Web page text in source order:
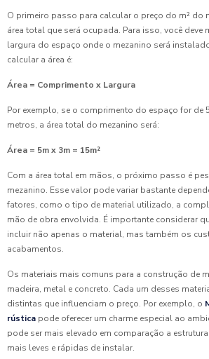
O primeiro passo para calcular o preço do m² do
área total que será ocupada. Para isso, você deve
largura do espaço onde o mezanino será
calcular a área é:
Área = Comprimento x Largura
Por exemplo, se o comprimento do espaço for de
metros, a área total do mezanino será:
Área = 5m x 3m = 15m²
Com a área total em mãos, o próximo passo é
mezanino. Esse valor pode variar bastante
fatores, como o tipo de material utilizado, a
mão de obra envolvida. É importante considerar
incluir não apenas o material, mas também os
acabamentos.
Os materiais mais comuns para a construção de
madeira, metal e concreto. Cada um desses
distintas que influenciam o preço. Por exemplo, o
rústica pode oferecer um charme especial ao
pode ser mais elevado em comparação a
mais leves e rápidas de instalar.